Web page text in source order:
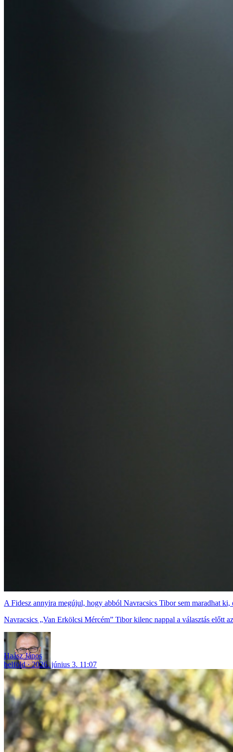
A Fidesz annyira megújul, hogy abból Navracsics Tibor sem maradhat
Navracsics „Van Erkölcsi Mércém” Tibor kilenc nappal a választás előtt
Haász János
belföld
2026. június 3. 11:07